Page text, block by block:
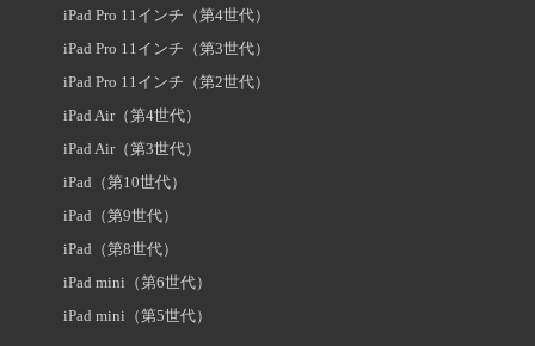
iPad Pro 11インチ（第4世代）
iPad Pro 11インチ（第3世代）
iPad Pro 11インチ（第2世代）
iPad Air（第4世代）
iPad Air（第3世代）
iPad（第10世代）
iPad（第9世代）
iPad（第8世代）
iPad mini（第6世代）
iPad mini（第5世代）